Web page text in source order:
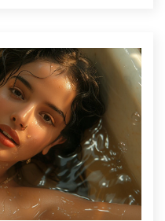
biraz daha
uyarıyorum, bu
garantili!